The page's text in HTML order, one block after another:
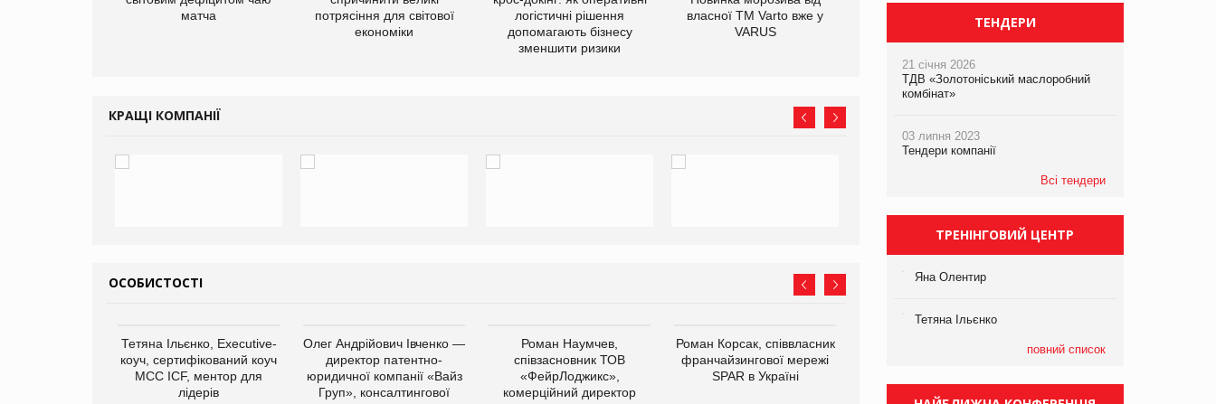
матча
потрясіння для світової
економіки
логістичні рішення
допомагають бізнесу
зменшити ризики
власної ТМ Varto вже у
VARUS
асортимент, якого покупці
не очікують побачити на
КРАЩІ КОМПАНІЇ
ОСОБИСТОСТІ
Тетяна Ільєнко, Executive-
коуч, сертифікований коуч
МСС ICF, ментор для
лідерів
Олег Андрійович Івченко —
директор патентно-
юридичної компанії «Вайз
Груп», консалтингової
Роман Наумчев,
співзасновник ТОВ
«ФейрЛоджикс»,
комерційний директор
Роман Корсак, співвласник
франчайзингової мережі
SPAR в Україні
Яна Сараніна, директор
ТЕНДЕРИ
21 січня 2026
ТДВ «Золотоніський маслоробний
комбінат»
03 липня 2023
Тендери компанії
Всі тендери
ТРЕНІНГОВИЙ ЦЕНТР
Яна Олентир
Тетяна Ільєнко
повний список